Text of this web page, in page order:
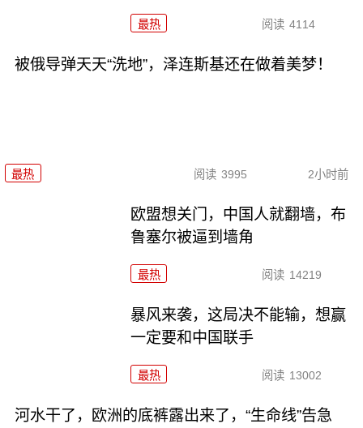
最热 阅读 4114
被俄导弹天天“洗地”，泽连斯基还在做着美梦！
最热 阅读 3995 2小时前
欧盟想关门，中国人就翻墙，布
鲁塞尔被逼到墙角
最热 阅读 14219
暴风来袭，这局决不能输，想赢
一定要和中国联手
最热 阅读 13002
河水干了，欧洲的底裤露出来了，“生命线”告急